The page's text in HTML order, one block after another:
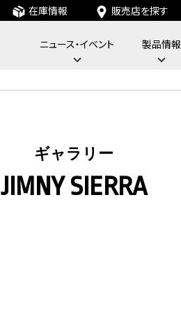
ニュース・イベント 製品情報
在庫情報 販売店を探す
ギャラリー
JIMNY SIERRA